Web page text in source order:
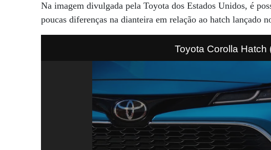
Na imagem divulgada pela Toyota dos Estados Unidos, é
poucas diferenças na dianteira em relação ao hatch lançado
Toyota Corolla Hatch